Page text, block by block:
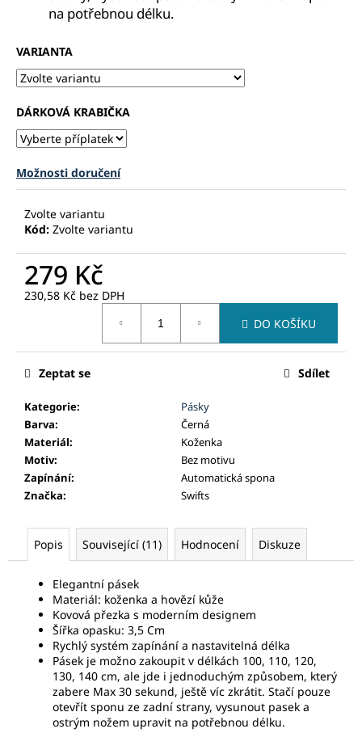
na potřebnou délku.
VARIANTA
DÁRKOVÁ KRABIČKA
Možnosti doručení
Zvolte variantu
Kód: Zvolte variantu
279 Kč
230,58 Kč bez DPH
DO KOŠÍKU
Kategorie:
Pásky
Barva:
Černá
Materiál:
Koženka
Motiv:
Bez motivu
Zapínání:
Automatická spona
Značka: Swifts
Zeptat se Sdílet
Popis Související (11) Hodnocení Diskuze
Elegantní pásek
Materiál: koženka a hovězí kůže
Kovová přezka s moderním designem
Šířka opasku: 3,5 Cm
Rychlý systém zapínání a nastavitelná délka
Pásek je možno zakoupit v délkách 100, 110, 120,
130, 140 cm, ale jde i jednoduchým způsobem, který
zabere Max 30 sekund, ještě víc zkrátit. Stačí pouze
otevřít sponu ze zadní strany, vysunout pasek a
ostrým nožem upravit na potřebnou délku.
u
j
e
m
e